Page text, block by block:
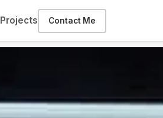
Projects Contact Me